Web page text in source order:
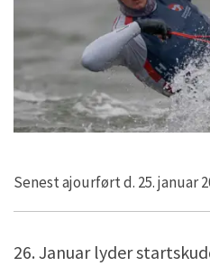
Senest ajourført d. 25. januar
26. Januar lyder